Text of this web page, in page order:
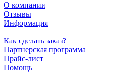
О компании
Отзывы
Информация
Как сделать заказ?
Партнерская программа
Прайс-лист
Помощь